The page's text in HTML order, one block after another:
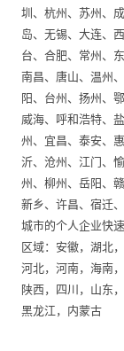
圳、杭州、苏州、
岛、无锡、大连、
台、合肥、常州、
南昌、唐山、温州
阳、台州、扬州、
威海、呼和浩特、
州、宜昌、泰安、
沂、沧州、江门、
州、柳州、岳阳、
新乡、许昌、宿迁
城市的个人企业快
区域：安徽，湖北
河北，河南，海南
陕西，四川，山东
黑龙江，内蒙古